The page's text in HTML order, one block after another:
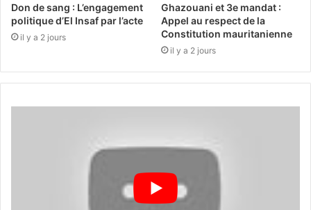
Don de sang : L’engagement
politique d’El Insaf par l’acte
il y a 2 jours
Ghazouani et 3e mandat :
Appel au respect de la
Constitution mauritanienne
il y a 2 jours